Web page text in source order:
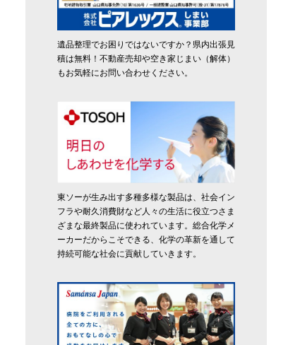
遺品整理でお困りではないですか？県内出張見
積は無料！不動産売却や空き家じまい（解体）
もお気軽にお問い合わせください。
東ソーが生み出す多種多様な製品は、社会イン
フラや耐久消費財など人々の生活に役立つさま
ざまな最終製品に使われています。総合化学メ
ーカーだからこそできる、化学の革新を通して
持続可能な社会に貢献していきます。